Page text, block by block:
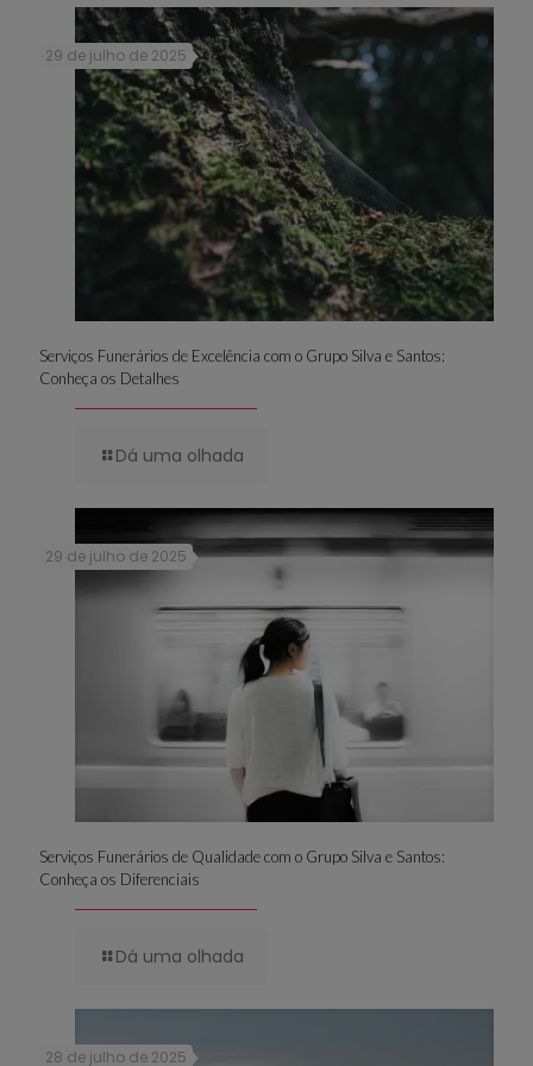
29 de julho de 2025
Serviços Funerários de Excelência com o Grupo Silva e Santos:
Conheça os Detalhes
Dá uma olhada
29 de julho de 2025
Serviços Funerários de Qualidade com o Grupo Silva e Santos:
Conheça os Diferenciais
Dá uma olhada
28 de julho de 2025